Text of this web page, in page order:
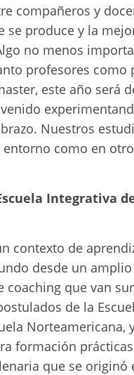
compañeros y
se produce y la
no menos
profesores como
este año será
Nuestros
como en
Integrativa
contexto de
desde un
que van
de la
Norteamericana,
formación
que se originó